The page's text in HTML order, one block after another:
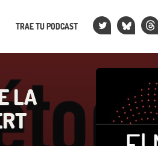
TRAE TU PODCAST
LA